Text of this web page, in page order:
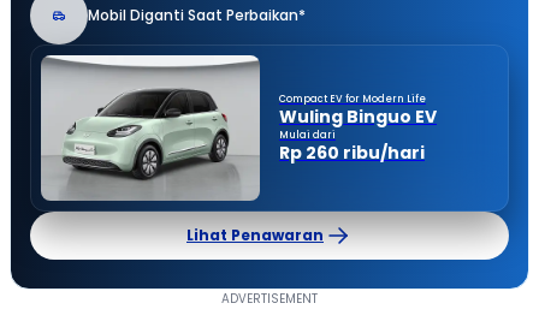
Mobil Diganti Saat Perbaikan*
Compact EV for Modern Life
Wuling Binguo EV
Mulai dari
Rp 260 ribu/hari
Lihat Penawaran